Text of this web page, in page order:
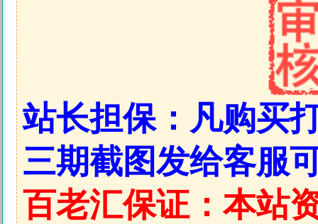
站长担保：凡购买
三期截图发给客服
百老汇保证：本站